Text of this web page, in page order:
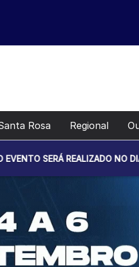
Rosa Regional
NO DIA 3 DE